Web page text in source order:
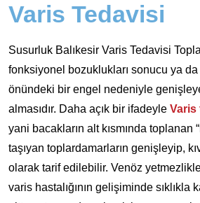
Varis Tedavisi
Susurluk Balıkesir Varis Tedavisi
fonksiyonel bozuklukları sonucu ya da
önündeki bir engel nedeniyle
almasıdır. Daha açık bir ifadeyle Varis
yani bacakların alt kısmında toplanan
taşıyan toplardamarların genişleyip,
olarak tarif edilebilir. Venöz
varis hastalığının gelişiminde sıklıkla